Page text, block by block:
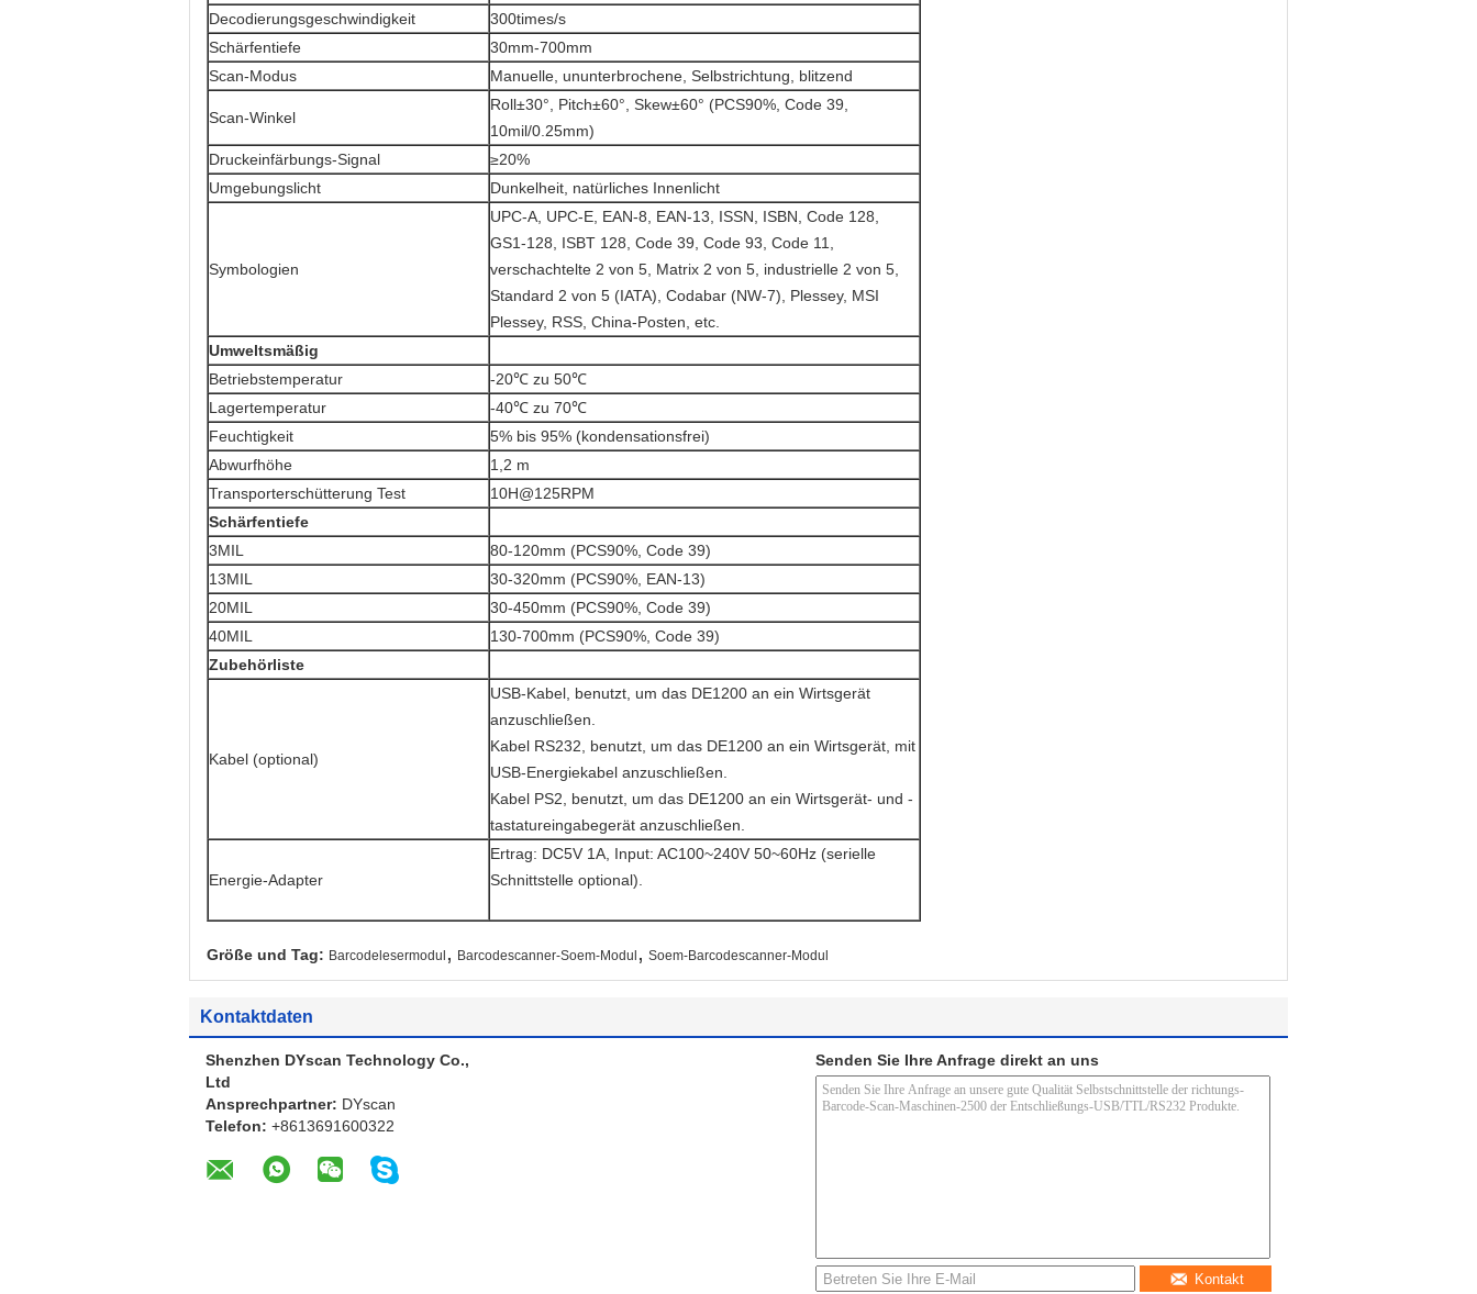
Decodierungsgeschwindigkeit
300times/s
Schärfentiefe
30mm-700mm
Scan-Modus
Manuelle, ununterbrochene, Selbstrichtung, blitzend
Scan-Winkel
Roll±30°, Pitch±60°, Skew±60° (PCS90%, Code 39,
10mil/0.25mm)
Druckeinfärbungs-Signal
≥20%
Umgebungslicht
Dunkelheit, natürliches Innenlicht
Symbologien
UPC-A, UPC-E, EAN-8, EAN-13, ISSN, ISBN, Code 128,
GS1-128, ISBT 128, Code 39, Code 93, Code 11,
verschachtelte 2 von 5, Matrix 2 von 5, industrielle 2 von 5,
Standard 2 von 5 (IATA), Codabar (NW-7), Plessey, MSI
Plessey, RSS, China-Posten, etc.
Umweltsmäßig
Betriebstemperatur
-20℃ zu 50℃
Lagertemperatur
-40℃ zu 70℃
Feuchtigkeit
5% bis 95% (kondensationsfrei)
Abwurfhöhe
1,2 m
Transporterschütterung Test
10H@125RPM
Schärfentiefe
3MIL
80-120mm (PCS90%, Code 39)
13MIL
30-320mm (PCS90%, EAN-13)
20MIL
30-450mm (PCS90%, Code 39)
40MIL
130-700mm (PCS90%, Code 39)
Zubehörliste
Kabel (optional)
USB-Kabel, benutzt, um das DE1200 an ein Wirtsgerät
anzuschließen.
Kabel RS232, benutzt, um das DE1200 an ein Wirtsgerät, mit
USB-Energiekabel anzuschließen.
Kabel PS2, benutzt, um das DE1200 an ein Wirtsgerät- und -
tastatureingabegerät anzuschließen.
Energie-Adapter
Ertrag: DC5V 1A, Input: AC100~240V 50~60Hz (serielle
Schnittstelle optional).
Größe und Tag: Barcodelesermodul , Barcodescanner-Soem-Modul , Soem-Barcodescanner-Modul
Kontaktdaten
Shenzhen DYscan Technology Co.,
Ltd
Ansprechpartner: DYscan
Telefon: +8613691600322
Senden Sie Ihre Anfrage direkt an uns
Kontakt